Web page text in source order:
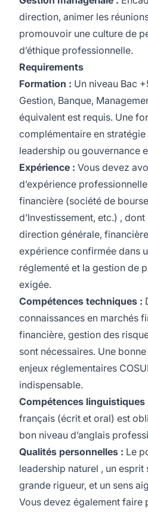
direction, animer les
promouvoir une culture de
d’éthique professionnelle.
Requirements
Formation : Un niveau Bac
Gestion, Banque,
équivalent est requis. Une
complémentaire en stratégie
leadership ou gouvernance
Expérience : Vous devez
d’expérience
financière (société de
d’Investissement, etc.) ,
direction générale,
expérience confirmée dans
réglementé et la gestion de
exigée.
Compétences techniques :
connaissances en marchés
financière, gestion des
sont nécessaires. Une
enjeux réglementaires
indispensable.
Compétences linguistiques
français (écrit et oral) est
bon niveau d’anglais
Qualités personnelles : Le
leadership naturel , un esprit
grande rigueur, et un sens
Vous devez également faire